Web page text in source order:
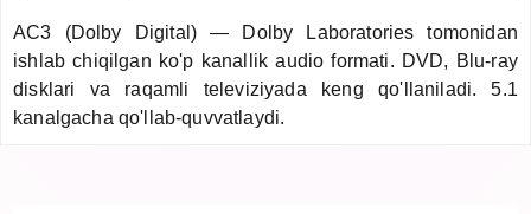
AC3 (Dolby Digital) — Dolby Laboratories tomonidan
ishlab chiqilgan ko'p kanallik audio formati. DVD, Blu-ray
disklari va raqamli televiziyada keng qo'llaniladi. 5.1
kanalgacha qo'llab-quvvatlaydi.